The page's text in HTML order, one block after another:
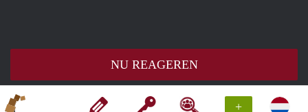
+
NU REAGEREN